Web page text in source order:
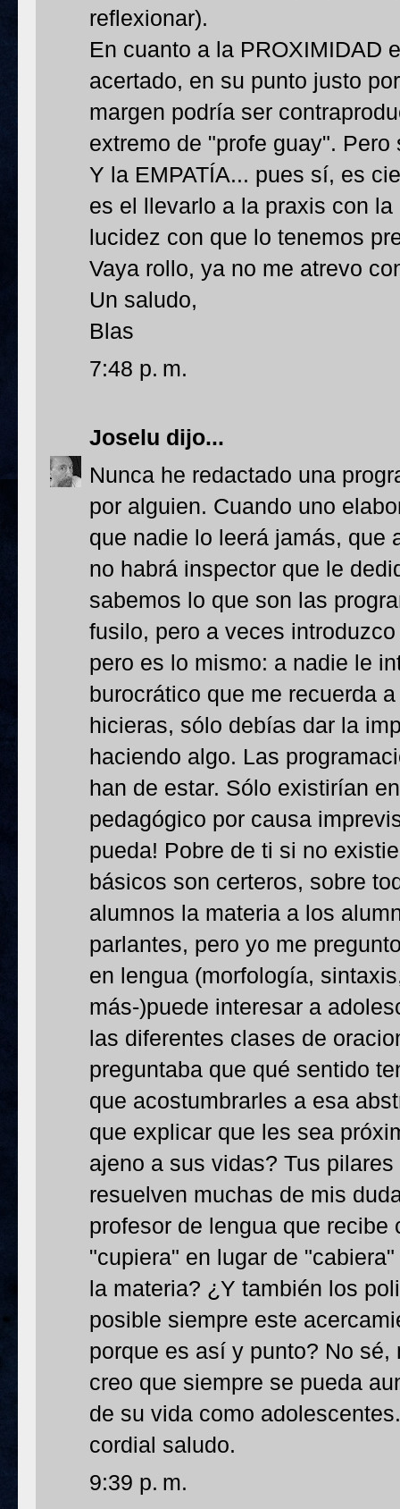
reflexionar).
En cuanto a la PROXIMIDAD
acertado, en su punto justo
margen podría ser
extremo de "profe guay".
Y la EMPATÍA... pues sí, es
es el llevarlo a la praxis con
lucidez con que lo tenemos
Vaya rollo, ya no me atrevo
Un saludo,
Blas
7:48 p. m.
Joselu dijo...
Nunca he redactado una
por alguien. Cuando uno
que nadie lo leerá jamás, que
no habrá inspector que le
sabemos lo que son las
fusilo, pero a veces
pero es lo mismo: a nadie le
burocrático que me recuerda
hicieras, sólo debías dar la
haciendo algo. Las
han de estar. Sólo existirían
pedagógico por causa
pueda! Pobre de ti si no
básicos son certeros, sobre
alumnos la materia a los
parlantes, pero yo me
en lengua (morfología,
más-)puede interesar a
las diferentes clases de
preguntaba que qué sentido
que acostumbrarles a esa
que explicar que les sea
ajeno a sus vidas? Tus
resuelven muchas de mis
profesor de lengua que
"cupiera" en lugar de
la materia? ¿Y también los
posible siempre este
porque es así y punto? No
creo que siempre se pueda
de su vida como
cordial saludo.
9:39 p. m.